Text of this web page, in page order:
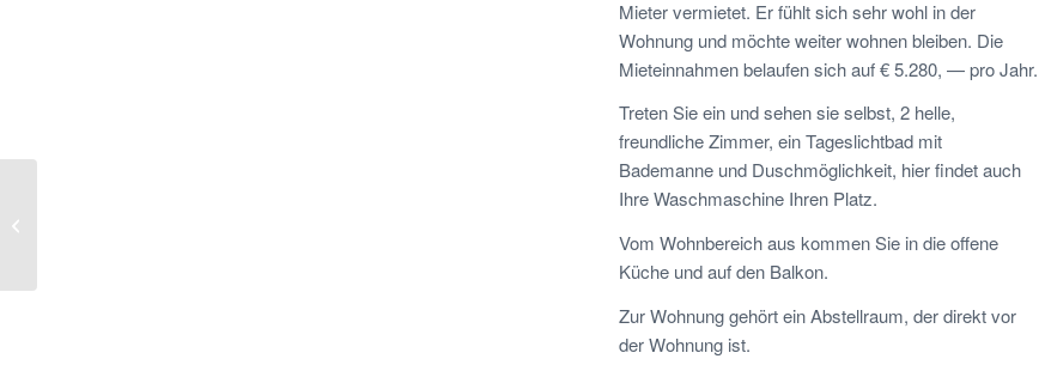
Mieter vermietet. Er fühlt sich sehr wohl in der
Wohnung und möchte weiter wohnen bleiben. Die
Mieteinnahmen belaufen sich auf € 5.280, — pro Jahr.
Treten Sie ein und sehen sie selbst, 2 helle,
freundliche Zimmer, ein Tageslichtbad mit
Bademanne und Duschmöglichkeit, hier findet auch
Ihre Waschmaschine Ihren Platz.
Vom Wohnbereich aus kommen Sie in die offene
Küche und auf den Balkon.
Zur Wohnung gehört ein Abstellraum, der direkt vor
der Wohnung ist.